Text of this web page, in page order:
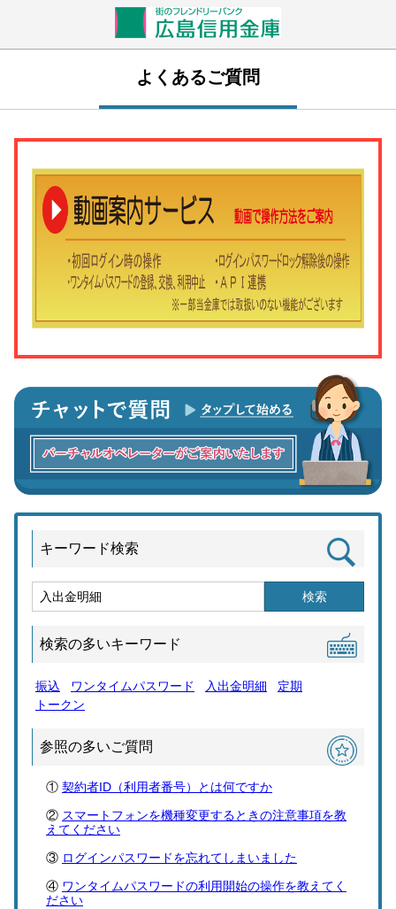
よくあるご質問
キーワード検索
検索
検索の多いキーワード
振込 ワンタイムパスワード 入出金明細
定期
トークン
参照の多いご質問
契約者ID（利用者番号）とは何ですか
スマートフォンを機種変更するときの注意事項を教
えてください
ログインパスワードを忘れてしまいました
ワンタイムパスワードの利用開始の操作を教えてく
ださい